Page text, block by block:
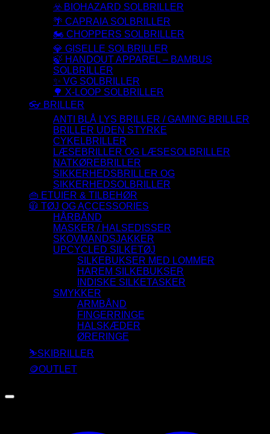
☣️ BIOHAZARD SOLBRILLER
🌴 CAPRAIA SOLBRILLER
🏍️ CHOPPERS SOLBRILLER
💎 GISELLE SOLBRILLER
🍃 HANDOUT APPAREL – BAMBUS
SOLBRILLER
✨ VG SOLBRILLER
🌳 X-LOOP SOLBRILLER
👓 BRILLER
ANTI BLÅ LYS BRILLER / GAMING BRILLER
BRILLER UDEN STYRKE
CYKELBRILLER
LÆSEBRILLER OG LÆSESOLBRILLER
NATKØREBRILLER
SIKKERHEDSBRILLER OG
SIKKERHEDSOLBRILLER
👜 ETUIER & TILBEHØR
🧥 TØJ OG ACCESSORIES
HÅRBÅND
MASKER / HALSEDISSER
SKOVMANDSJAKKER
UPCYCLED SILKETØJ
SILKEBUKSER MED LOMMER
HAREM SILKEBUKSER
INDISKE SILKETASKER
SMYKKER
ARMBÅND
FINGERRINGE
HALSKÆDER
ØRERINGE
⛷️SKIBRILLER
🪙OUTLET